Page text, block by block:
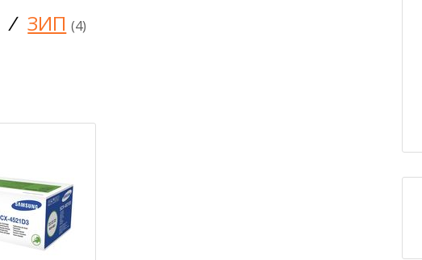
/ ЗИП (4)